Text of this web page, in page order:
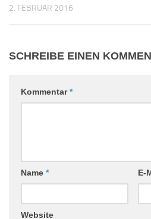
2. FEBRUAR 2016
SCHREIBE EINEN
Kommentar*
Name * E-
Website